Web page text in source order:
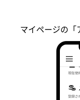
マイページの「